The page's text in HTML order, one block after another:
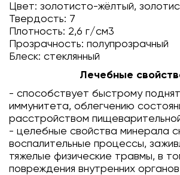
Цвет: золотисто-жёлтый,
Твердость: 7
Плотность: 2,6 г/см3
Прозрачность: полупрозрачный
Блеск: стеклянный
Лечебные
- способствует быстрому
иммунитета, облегчению
расстройством
- целебные свойства минерала
воспалительные процессы,
тяжелые физические травмы, в
повреждения внутренних